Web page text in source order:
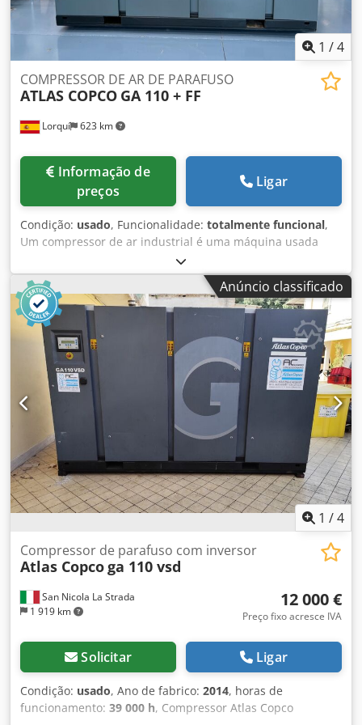
1 /4
Lorquí 623 km
COMPRESSOR DE AR DE PARAFUSO
ATLAS COPCO GA 110 + FF
preços
Ligar
Condição: usado, Funcionalidade: totalmente funcional,
Um compressor de ar industrial é uma máquina usada
para aumentar a pressão e o fluxo de ar comprimido para
alimentar diversas ferramentas, equipamentos e
processos industriais. Codpewnxziefx AdhehaAnúncio classificado
1 /4
San Nicola La Strada
1 919 km
Compressor de parafuso com inversor
Atlas Copcoga 110 vsd
12 000 €
Preço fixo acresce IVA
Solicitar Ligar
Condição: usado, Ano de fabrico: 2014, horas de
funcionamento: 39 000 h, Compressor Atlas Copco